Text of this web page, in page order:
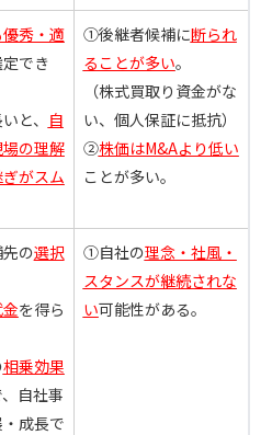
秀・適
でき
と、 自
の理解
がスム
①後継者候補に断られ
ることが多い。
（株式買取り資金がな
い、個人保証に抵抗）
②株価はM&Aより低い
ことが多い。
の選択
を得ら
相乗効果
自社事
成長で
①自社の理念・社風・
スタンスが継続されな
い可能性がある。